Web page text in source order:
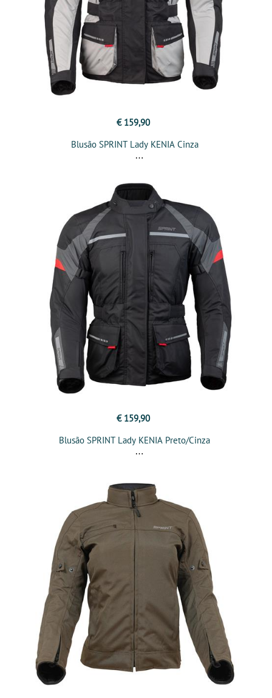
€ 159,90
Blusão SPRINT Lady KENIA Cinza
€ 159,90
Blusão SPRINT Lady KENIA Preto/Cinza